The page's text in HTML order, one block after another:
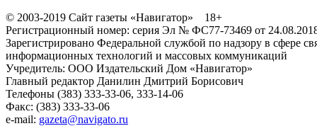
© 2003-2019 Сайт газеты «Навигатор» 18+
Регистрационный номер: серия Эл № ФС77-73469 от
Зарегистрировано Федеральной службой по надзору в сфере
информационных технологий и массовых коммуникаций
Учредитель: ООО Издательский Дом «Навигатор»
Главный редактор Данилин Дмитрий Борисович
Телефоны (383) 333-33-06, 333-14-06
Факс: (383) 333-33-06
e-mail: gazeta@navigato.ru